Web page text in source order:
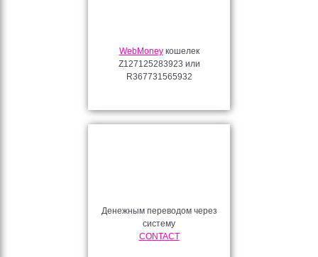
WebMoneyкошелек
Z127125283923 или
R367731565932
Денежным переводом через
систему
CONTACT